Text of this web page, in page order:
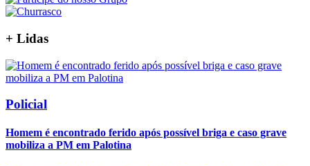
+ Lidas
Policial
Homem é encontrado ferido após possível briga e caso grave
mobiliza a PM em Palotina